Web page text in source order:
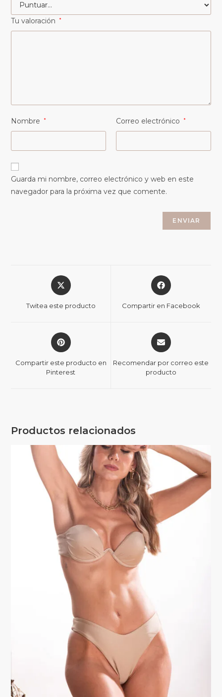
Tu valoración *
Nombre * Correo electrónico *
Guarda mi nombre, correo electrónico y web en este
navegador para la próxima vez que comente.
Twitea este producto Compartir en Facebook
Compartir este producto en
Pinterest
Recomendar por correo este
producto
Productos relacionados